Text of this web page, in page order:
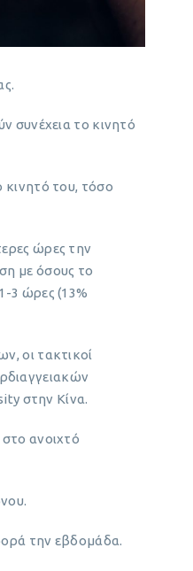
συνέχεια το κινητό
κινητό του, τόσο
ώρες την
με όσους το
3 ώρες (13%
οι τακτικοί
στην Κίνα.
ανοιχτό
την εβδομάδα.